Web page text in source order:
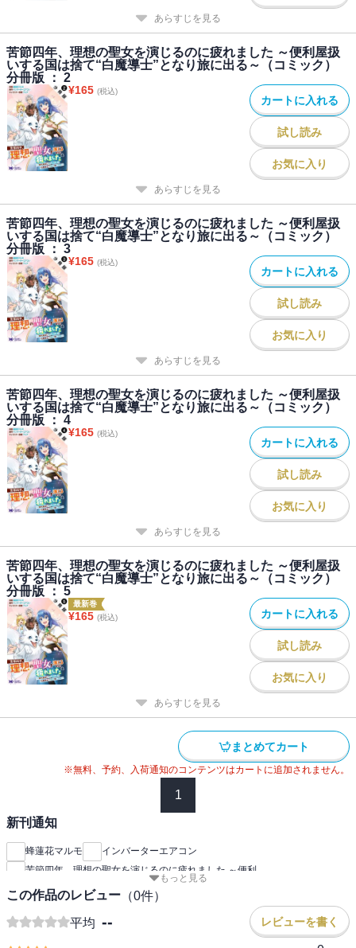
あらすじを見る
苦節四年、理想の聖女を演じるのに疲れました ～便利屋扱
いする国は捨て“白魔導士”となり旅に出る～（コミック）
分冊版 ： 2
¥165 (税込)
カートに入れる
試し読み
お気に入り
あらすじを見る
苦節四年、理想の聖女を演じるのに疲れました ～便利屋扱
いする国は捨て“白魔導士”となり旅に出る～（コミック）
分冊版 ： 3
¥165 (税込)
カートに入れる
試し読み
お気に入り
あらすじを見る
苦節四年、理想の聖女を演じるのに疲れました ～便利屋扱
いする国は捨て“白魔導士”となり旅に出る～（コミック）
分冊版 ： 4
¥165 (税込)
カートに入れる
試し読み
お気に入り
あらすじを見る
苦節四年、理想の聖女を演じるのに疲れました ～便利屋扱
いする国は捨て“白魔導士”となり旅に出る～（コミック）
分冊版 ： 5
最新巻
¥165 (税込) カートに入れる
試し読み
お気に入り
あらすじを見る
まとめてカート
※無料、予約、入荷通知のコンテンツはカートに追加されません。
1
新刊通知
蜂蓮花マルモ
インバーターエアコン
苦節四年、理想の聖女を演じるのに疲れました ～便利
もっと見る
この作品のレビュー （0件）
平均 -- レビューを書く